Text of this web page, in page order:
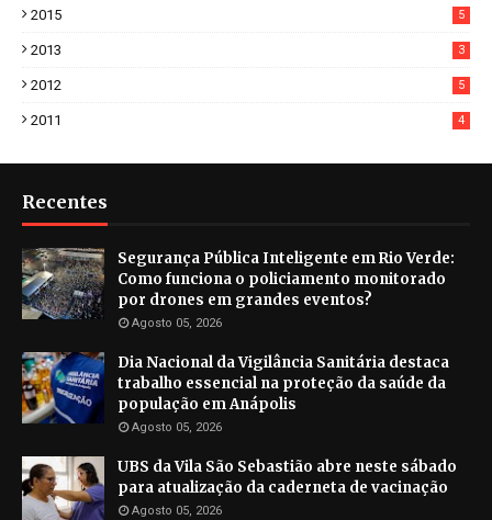
2015 5
2013 3
2012 5
2011 4
Recentes
Segurança Pública Inteligente em Rio Verde:
Como funciona o policiamento monitorado
por drones em grandes eventos?
Agosto 05, 2026
Dia Nacional da Vigilância Sanitária destaca
trabalho essencial na proteção da saúde da
população em Anápolis
Agosto 05, 2026
UBS da Vila São Sebastião abre neste sábado
para atualização da caderneta de vacinação
Agosto 05, 2026